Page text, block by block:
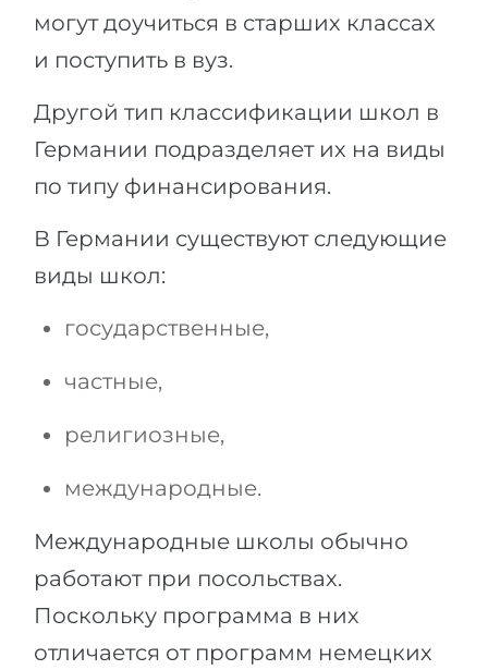
могут доучиться в старших классах
и поступить в вуз.
Другой тип классификации школ в
Германии подразделяет их на виды
по типу финансирования.
В Германии существуют следующие
виды школ:
государственные,
частные,
религиозные,
международные.
Международные школы обычно
работают при посольствах.
Поскольку программа в них
отличается от программ немецких